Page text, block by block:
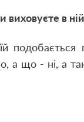
в
а що - ні, а